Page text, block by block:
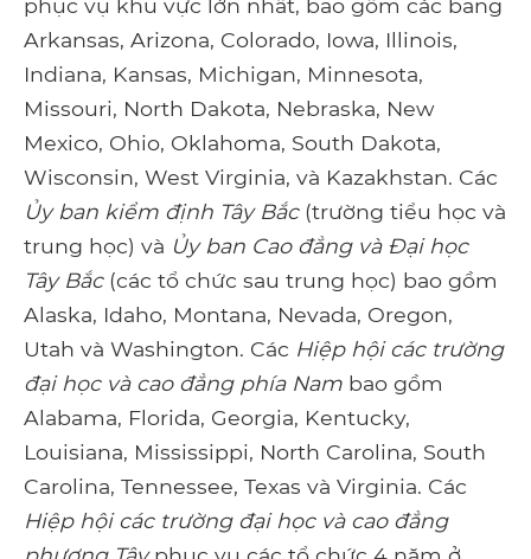
Arkansas, Arizona, Colorado, Iowa, Illinois,
Indiana, Kansas, Michigan, Minnesota,
Missouri, North Dakota, Nebraska, New
Mexico, Ohio, Oklahoma, South Dakota,
Wisconsin, West Virginia, và Kazakhstan. Các
Ủy ban kiểm định Tây Bắc (trường tiểu học và
trung học) và Ủy ban Cao đẳng và Đại học
Tây Bắc(các tổ chức sau trung học) bao gồm
Alaska, Idaho, Montana, Nevada, Oregon,
Utah và Washington. Các Hiệp hội các trường
đại học và cao đẳng phía Nam bao gồm
Alabama, Florida, Georgia, Kentucky,
Louisiana, Mississippi, North Carolina, South
Carolina, Tennessee, Texas và Virginia. Các
Hiệp hội các trường đại học và cao đẳng